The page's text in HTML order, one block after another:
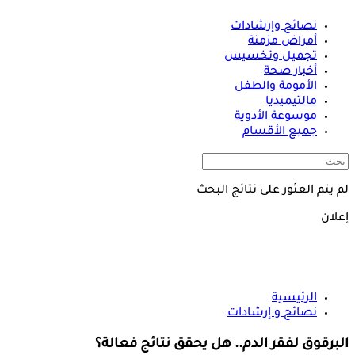
نصائح وإرشادات
أمراض مزمنة
تجميل وتخسيس
أخبار صحة
الأمومة والطفل
مالتيميديا
موسوعة الأدوية
جميع الأقسام
لم يتم العثور على نتائج البحث
إعلان
الرئيسية
نصائح و إرشادات
البرقوق لفقر الدم.. هل يحقق نتائج فعالة؟